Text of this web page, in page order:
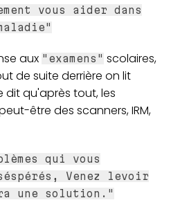
vous aider dans
aux "examens" scolaires,
de suite derrière on lit
dit qu'après tout, les
être des scanners, IRM,
qui vous
Venez levoir
une solution."